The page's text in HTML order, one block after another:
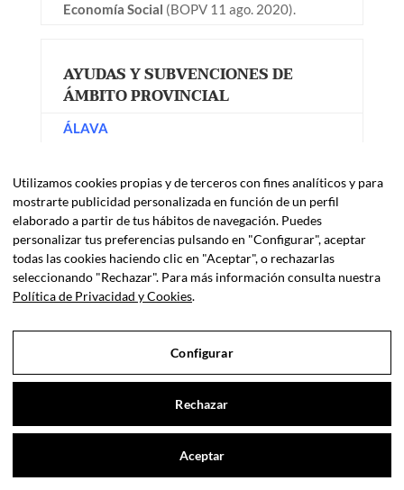
Economía Social (BOPV 11 ago. 2020).
AYUDAS Y SUBVENCIONES DE
ÁMBITOPROVINCIAL
ÁLAVA
Foral de 28 de julio. Aprobar la convocatoria de
ayudas para elfomento de la contratación en
empresas de Álava para el ejercicio 2020
(BOTHA 03 ago. 2020).
ALICANTE
– Extracto de la Resolución de Alcaldía n.º
la que se convocan ayudas parapymes y
autónomos/as de Senija(BOP ALICANTE 31
ago. 2020).
– Resolución de alcaldía número 209/2020 de
ayudas a pymes y autónomos/as de Senija
(BOP ALICANTE 27 ago. 2020).
Utilizamos cookies propias y de terceros con fines analíticos y para
mostrarte publicidad personalizada en función de un perfil
elaborado a partir de tus hábitos de navegación. Puedes
personalizar tus preferencias pulsando en "Configurar", aceptar
todas las cookies haciendo clic en "Aceptar", o rechazarlas
seleccionando "Rechazar". Para más información consulta nuestra
Política de Privacidad y Cookies.
Configurar
Rechazar
Aceptar